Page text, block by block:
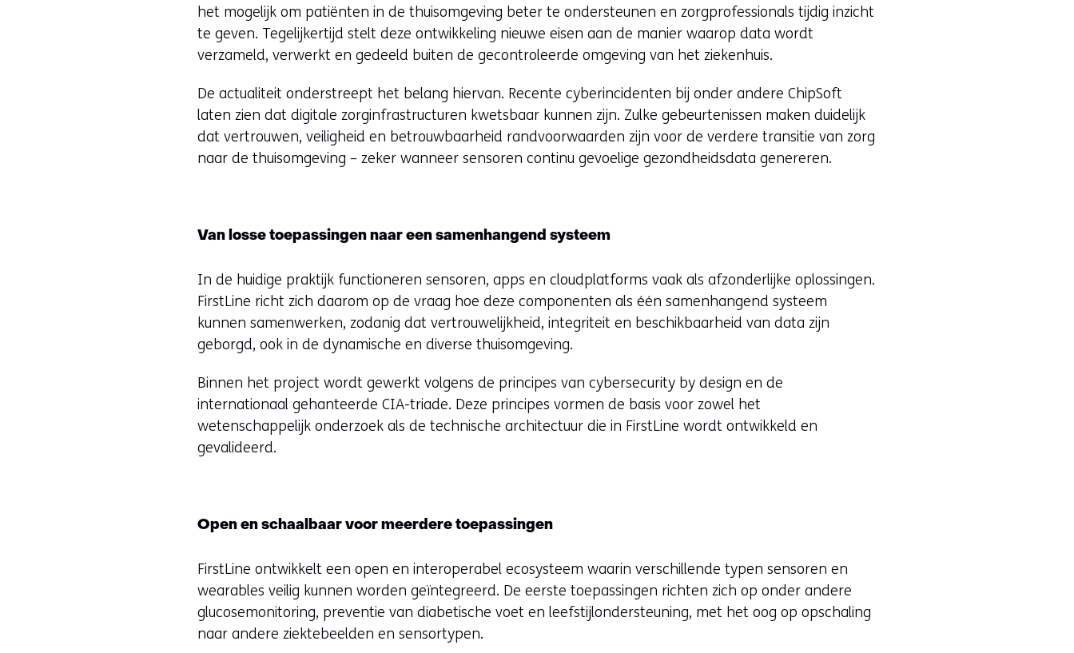
het mogelijk om patiënten in de thuisomgeving beter te ondersteunen en zorgprofessionals tijdig inzicht
te geven. Tegelijkertijd stelt deze ontwikkeling nieuwe eisen aan de manier waarop data wordt
verzameld, verwerkt en gedeeld buiten de gecontroleerde omgeving van het ziekenhuis.
De actualiteit onderstreept het belang hiervan. Recente cyberincidenten bij onder andere ChipSoft
laten zien dat digitale zorginfrastructuren kwetsbaar kunnen zijn. Zulke gebeurtenissen maken duidelijk
dat vertrouwen, veiligheid en betrouwbaarheid randvoorwaarden zijn voor de verdere transitie van zorg
naar de thuisomgeving – zeker wanneer sensoren continu gevoelige gezondheidsdata genereren.
Van losse toepassingen naar een samenhangend systeem
In de huidige praktijk functioneren sensoren, apps en cloudplatforms vaak als afzonderlijke oplossingen.
FirstLine richt zich daarom op de vraag hoe deze componenten als één samenhangend systeem
kunnen samenwerken, zodanig dat vertrouwelijkheid, integriteit en beschikbaarheid van data zijn
geborgd, ook in de dynamische en diverse thuisomgeving.
Binnen het project wordt gewerkt volgens de principes van cybersecurity by design en de
internationaal gehanteerde CIA-triade. Deze principes vormen de basis voor zowel het
wetenschappelijk onderzoek als de technische architectuur die in FirstLine wordt ontwikkeld en
gevalideerd.
Open en schaalbaar voor meerdere toepassingen
FirstLine ontwikkelt een open en interoperabel ecosysteem waarin verschillende typen sensoren en
wearables veilig kunnen worden geïntegreerd. De eerste toepassingen richten zich op onder andere
glucosemonitoring, preventie van diabetische voet en leefstijlondersteuning, met het oog op opschaling
naar andere ziektebeelden en sensortypen.